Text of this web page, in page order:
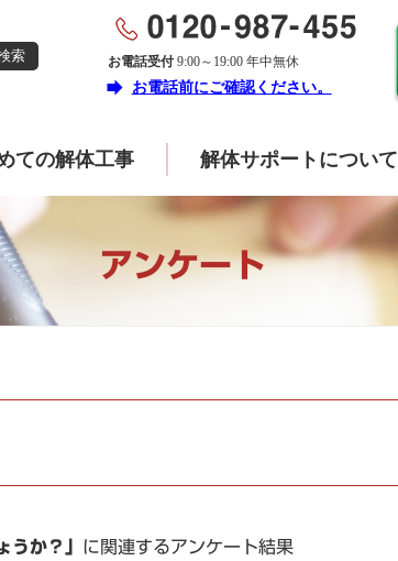
お電話受付9:00～19:00 年中無休
forward お電話前にご確認ください。
ての解体工事 解体サポートについて
アンケート
か？」 に関連するアンケート結果